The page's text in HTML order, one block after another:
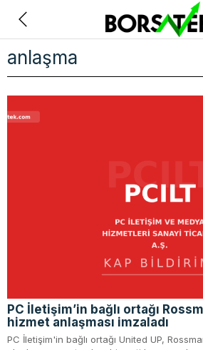
anlaşma
PC İletişim’in bağlı ortağı
hizmet anlaşması imzaladı
PC İletişim'in bağlı ortağı United UP,